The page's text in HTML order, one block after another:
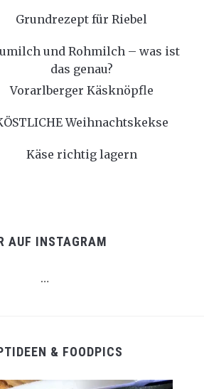
Grundrezept für Riebel
und Rohmilch – was ist
das genau?
Vorarlberger Käsknöpfle
Weihnachtskekse
Käse richtig lagern
AUF INSTAGRAM
…
& FOODPICS